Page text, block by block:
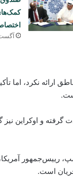
آگست 7,
ارائه نکرد، اما
و اوکراین
رییس‌جمهور
جریان است.